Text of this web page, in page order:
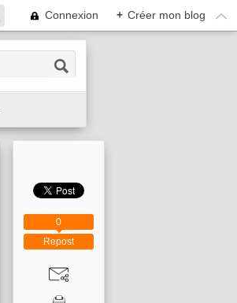
Connexion + Créer mon blog
Repost
0